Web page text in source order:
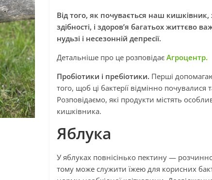
Від того, як почувається наш кишківник,
здібності, і здоров’я багатьох життєво
нудьзі і несезонній депресії.
Детальніше про це розповідає Агроцентр.
Пробіотики і пребіотики. Перші
того, щоб ці бактерії відмінно
Розповідаємо, які продукти містять
кишківника.
Яблука
У яблуках повнісінько пектину —
тому може служити їжею для корисних